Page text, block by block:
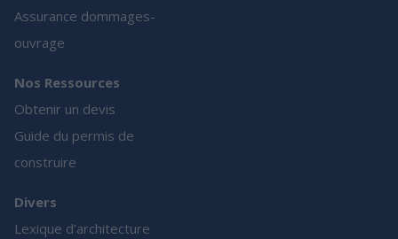
Assurance dommages-
ouvrage
Nos Ressources
Obtenir un devis
Guide du permis de
construire
Divers
Lexique d’architecture